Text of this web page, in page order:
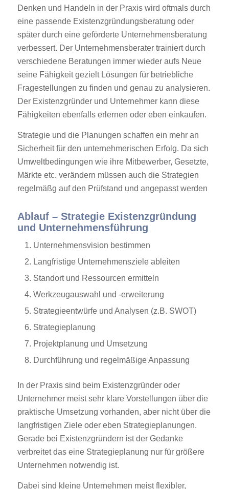
Denken und Handeln in der Praxis wird oftmals durch
eine passende Existenzgründungsberatung oder
später durch eine geförderte Unternehmensberatung
verbessert. Der Unternehmensberater trainiert durch
verschiedene Beratungen immer wieder aufs Neue
seine Fähigkeit gezielt Lösungen für betriebliche
Fragestellungen zu finden und genau zu analysieren.
Der Existenzgründer und Unternehmer kann diese
Fähigkeiten ebenfalls erlernen oder eben einkaufen.
Strategie und die Planungen schaffen ein mehr an
Sicherheit für den unternehmerischen Erfolg. Da sich
Umweltbedingungen wie ihre Mitbewerber, Gesetzte,
Märkte etc. verändern müssen auch die Strategien
regelmäßg auf den Prüfstand und angepasst werden
Ablauf – Strategie Existenzgründung
und Unternehmensführung
Unternehmensvision bestimmen
Langfristige Unternehmensziele ableiten
Standort und Ressourcen ermitteln
Werkzeugauswahl und -erweiterung
Strategieentwürfe und Analysen (z.B. SWOT)
Strategieplanung
Projektplanung und Umsetzung
Durchführung und regelmäßige Anpassung
In der Praxis sind beim Existenzgründer oder
Unternehmer meist sehr klare Vorstellungen über die
praktische Umsetzung vorhanden, aber nicht über die
langfristigen Ziele oder eben Strategieplanungen.
Gerade bei Existenzgründern ist der Gedanke
verbreitet das eine Strategieplanung nur für größere
Unternehmen notwendig ist.
Dabei sind kleine Unternehmen meist flexibler,